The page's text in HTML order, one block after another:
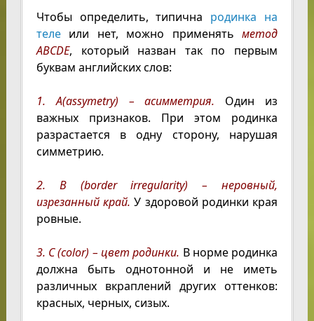
Чтобы определить, типична родинка на
телеили нет, можно применятьметод
ABCDE, который назван так по первым
буквам английских слов:
1. А(assymetry) – асимметрия. Один из
важных признаков. При этом родинка
разрастается в одну сторону, нарушая
симметрию.
2. В (border irregularity) – неровный,
изрезанный край. У здоровой родинки края
ровные.
3. С (color) – цвет родинки. В норме родинка
должна быть однотонной и не иметь
различных вкраплений других оттенков:
красных, черных, сизых.